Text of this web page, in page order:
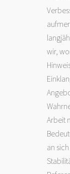
wir,
Arbeit
an